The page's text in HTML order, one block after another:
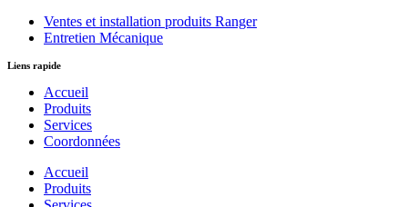
Ventes et installation produits Ranger
Entretien Mécanique
Liens rapide
Accueil
Produits
Services
Coordonnées
Accueil
Produits